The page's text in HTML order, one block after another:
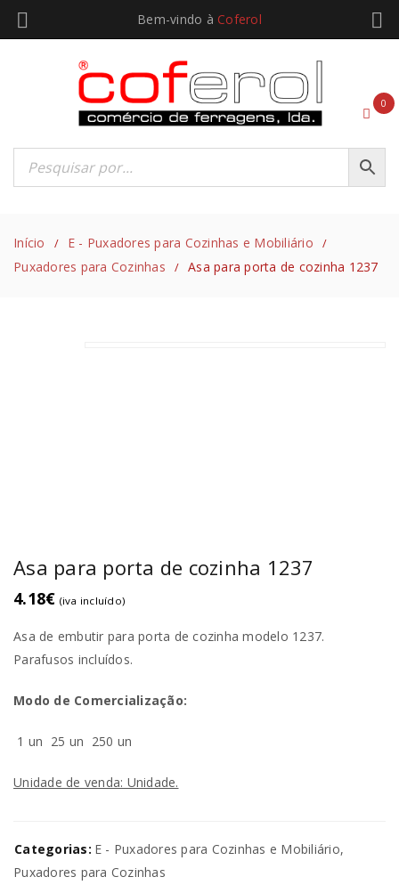
Bem-vindo à Coferol
0
Início / E - Puxadores para Cozinhas e Mobiliário /
Puxadores para Cozinhas / Asa para porta de cozinha 1237
Asa para porta de cozinha 1237
4.18€ (iva incluído)
Asa de embutir para porta de cozinha modelo 1237.
Parafusos incluídos.
Modo de Comercialização:
1 un 25 un 250 un
Unidade de venda: Unidade.
Categorias: E - Puxadores para Cozinhas e Mobiliário,
Puxadores para Cozinhas